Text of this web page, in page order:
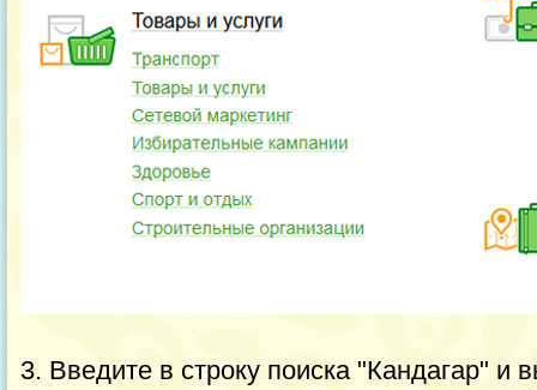
3. Введите в строку поиска "Кандагар"